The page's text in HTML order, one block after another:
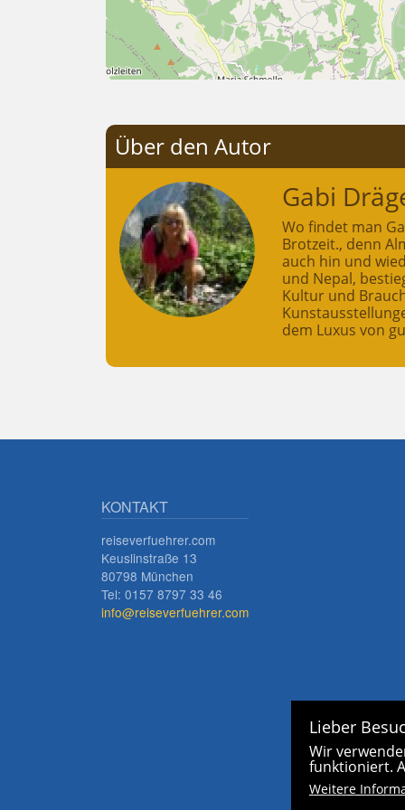
Über den Autor
Gabi
Wo findet man
Brotzeit., denn
auch hin und
und Nepal,
Kultur und
dem Luxus von
KONTAKT
reiseverfuehrer.com
Keuslinstraße 13
80798 München
Tel: 0157 8797 33 46
info@reiseverfuehrer.com
Lieber
Wir
funktioniert.
Weitere